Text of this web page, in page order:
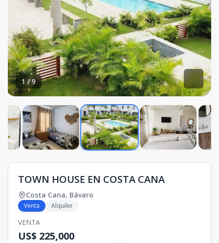
1 / 9
TOWN HOUSE EN COSTA CANA
Costa Cana, Bávaro
Venta Alquiler
VENTA
US$ 225,000